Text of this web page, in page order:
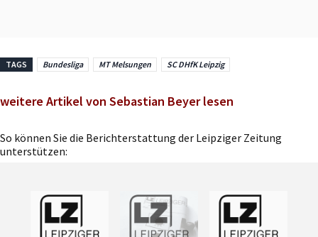
TAGS Bundesliga MT Melsungen SC DHfK Leipzig
weitere Artikel von Sebastian Beyer lesen
So können Sie die Berichterstattung der Leipziger Zeitung
unterstützen: